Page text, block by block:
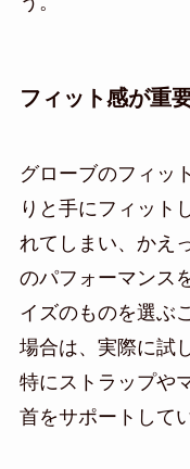
フィット感が重
グローブのフィッ
りと手にフィット
れてしまい、かえ
のパフォーマンス
イズのものを選ぶ
場合は、実際に試
特にストラップや
首をサポートして